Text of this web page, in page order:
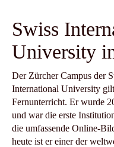
Swiss
University
Der Zürcher Campus der
International University
Fernunterricht. Er wurde
und war die erste
die umfassende Online-
heute ist er einer der